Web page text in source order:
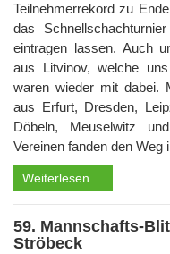
Teilnehmerrekord zu
das
eintragen lassen. Auch
aus Litvinov, welche
waren wieder mit dabei.
aus Erfurt, Dresden,
Döbeln, Meuselwitz
Vereinen fanden den Weg
Weiterlesen ...
59. Mannschafts-
Ströbeck